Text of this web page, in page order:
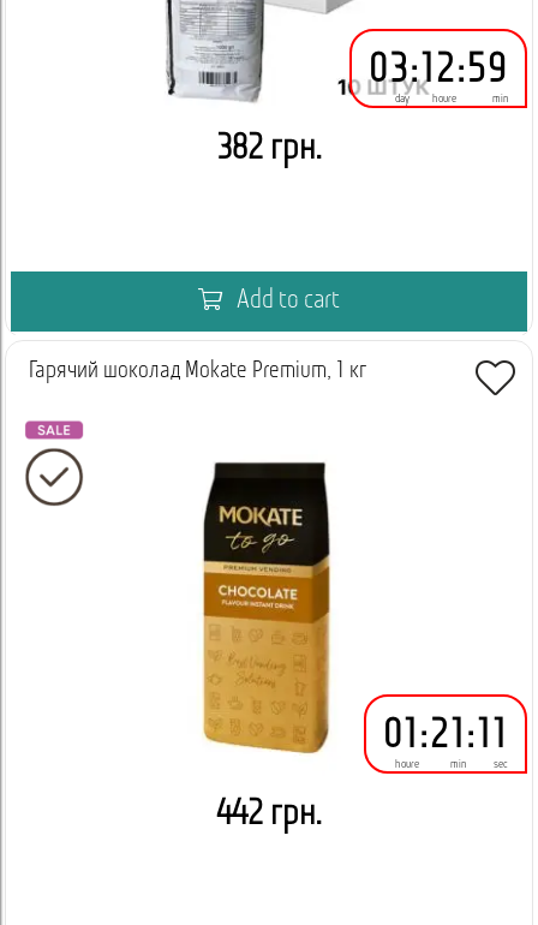
03
day
:12
houre
:59
min
382 грн.
Add to cart
Гарячий шоколад Mokate Premium, 1 кг
01
houre
:21
min
:10
sec
442 грн.